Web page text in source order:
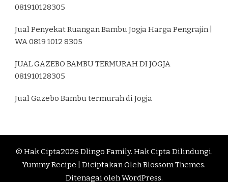
081910128305
Jual Penyekat Ruangan Bambu Jogja Harga Pengrajin |
WA 0819 1012 8305
JUAL GAZEBO BAMBU TERMURAH DI JOGJA
081910128305
Jual Gazebo Bambu termurah di Jogja
© Hak Cipta2026 Dlingo Family. Hak Cipta Dilindungi.
Yummy Recipe | Diciptakan Oleh Blossom Themes.
Ditenagai oleh WordPress.